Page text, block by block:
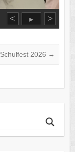
< ► >
Schulfest 2026 →